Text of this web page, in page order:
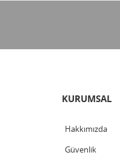
KURUMSAL
Hakkımızda
Güvenlik